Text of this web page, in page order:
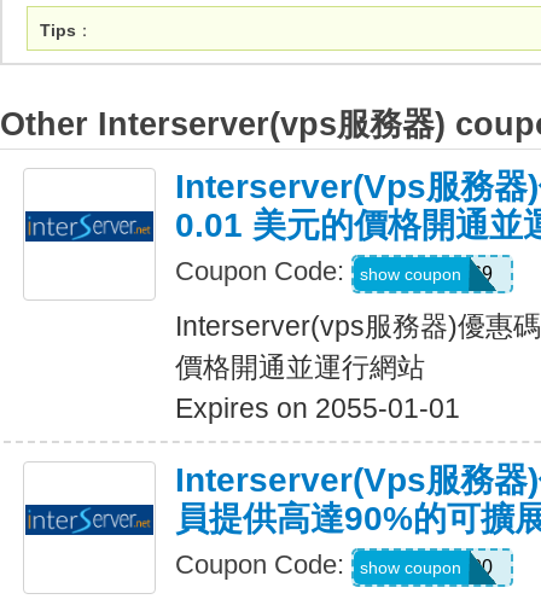
Tips ：
Other Interserver(vps服務器)
Interserver(vps服務器
0.01 美元的價格開通並
Coupon Code: DEAL69
show coupon
Interserver(vps服務器)優惠
價格開通並運行網站
Expires on 2055-01-01
Interserver(vps服務器
員提供高達90%的可擴
Coupon Code: SERVER100
show coupon